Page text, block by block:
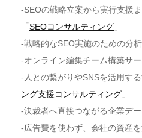
-SEOの戦略立案から実行支援
「 SEOコンサルティング 」
-戦略的なSEO実施のための分析
-オンライン編集チーム構築サー
-人との繋がりやSNSを活用する
ング支援コンサルティング 」
-決裁者へ直接つながる企業デー
-広告費を使わず、会社の資産